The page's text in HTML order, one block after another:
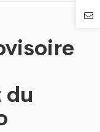
DE LA CHAMBRE DE
: L’ENTRÉE EN SCÈNE
LOMÉ A TENU SA 2ÈME
UNE SYNERGIE
DE
SAUVAGE DANS LA
AUX COMMUNES DU
du